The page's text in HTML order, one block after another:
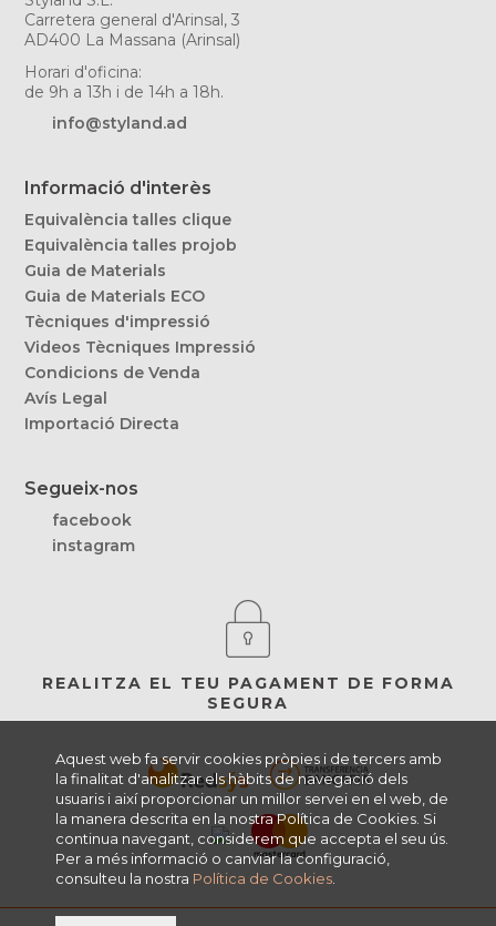
Aquest web fa servir cookies pròpies i de tercers amb
la finalitat d'analitzar els hàbits de navegació dels
usuaris i així proporcionar un millor servei en el web, de
la manera descrita en la nostra Política de Cookies. Si
continua navegant, considerem que accepta el seu ús.
Per a més informació o canviar la configuració,
consulteu la nostra Política de Cookies
Carretera general d'Arinsal, 3
AD400 La Massana (Arinsal)
Horari d'oficina:
de 9h a 13h i de 14h a 18h.
info@styland.ad
Informació d'interès
Equivalència talles clique
Equivalència talles projob
Guia de Materials
Guia de Materials ECO
Tècniques d'impressió
Videos Tècniques Impressió
Condicions de Venda
Avís Legal
Importació Directa
Segueix-nos
facebook
instagram
REALITZA EL TEU PAGAMENT DE FORMA
SEGURA